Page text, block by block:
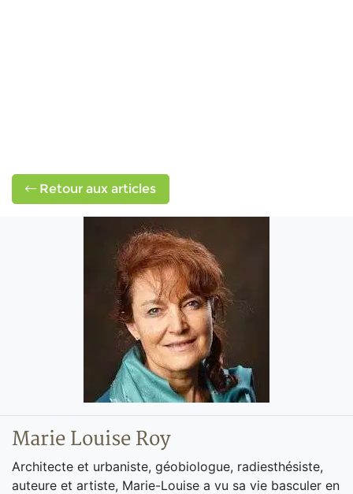
Retour aux articles
Marie Louise Roy
Architecte et urbaniste, géobiologue, radiesthésiste,
auteure et artiste, Marie-Louise a vu sa vie basculer en